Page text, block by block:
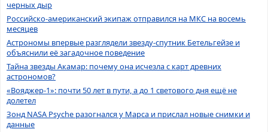
черных дыр
Российско-американский экипаж отправился на МКС на восемь
месяцев
Астрономы впервые разглядели звезду-спутник Бетельгейзе и
объяснили её загадочное поведение
Тайна звезды Акамар: почему она исчезла с карт древних
астрономов?
«Вояджер-1»: почти 50 лет в пути, а до 1 светового дня ещё не
долетел
Зонд NASA Psyche разогнался у Марса и прислал новые снимки и
данные